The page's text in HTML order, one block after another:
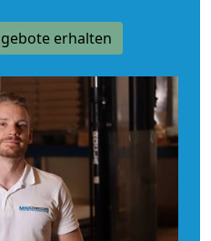
erhalten